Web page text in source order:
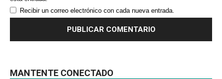
Recibir un correo electrónico con cada nueva entrada.
MANTENTE CONECTADO